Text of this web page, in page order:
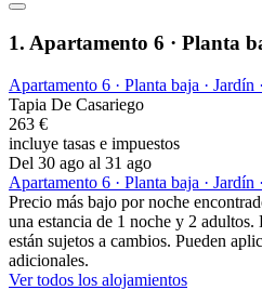
1. Apartamento 6 · Planta
Apartamento 6 · Planta baja · Jardín
Tapia De Casariego
263 €
incluye tasas e impuestos
Del 30 ago al 31 ago
Apartamento 6 · Planta baja · Jardín
Precio más bajo por noche
una estancia de 1 noche y 2
están sujetos a cambios. Pueden
adicionales.
Ver todos los alojamientos